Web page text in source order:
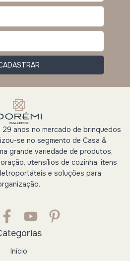
29 anos no mercado de brinquedos
se no segmento de Casa &
grande variedade de produtos,
utensílios de cozinha, itens
e soluções para
Início